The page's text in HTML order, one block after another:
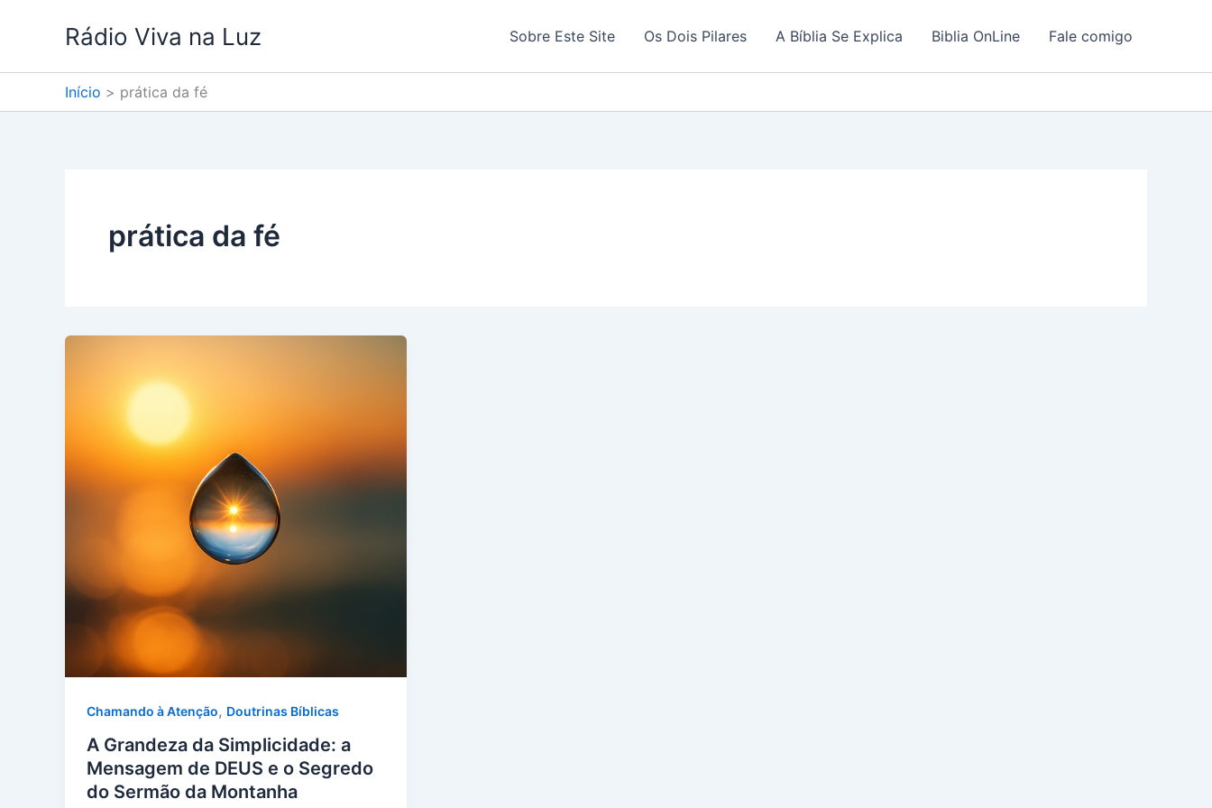
Rádio Viva na Luz Sobre Este Site Os Dois Pilares A Bíblia Se Explica Biblia OnLine Fale comigo
Início prática da fé
prática da fé
Chamando à Atenção, Doutrinas Bíblicas
A Grandeza da Simplicidade: a
Mensagem de DEUS e o Segredo
do Sermão da Montanha